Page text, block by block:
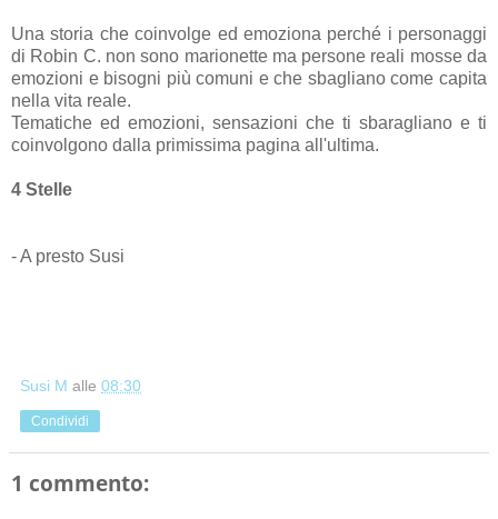
Una storia che coinvolge ed emoziona perché i personaggi
di Robin C. non sono marionette ma persone reali mosse da
emozioni e bisogni più comuni e che sbagliano come capita
nella vita reale.
Tematiche ed emozioni, sensazioni che ti sbaragliano e ti
coinvolgono dalla primissima pagina all'ultima.
4 Stelle
- A presto Susi
Susi M alle 08:30
Condividi
1 commento: